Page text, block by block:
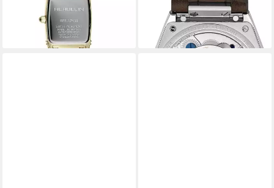
Edelstahl, Quarz, gold, (1-tlg)
559,00 €
lieferbar - in 3-4 Werktagen bei dir
Herrenarmbanduhr
4.795,00 €
lieferbar - in 2-3 Werktagen bei dir